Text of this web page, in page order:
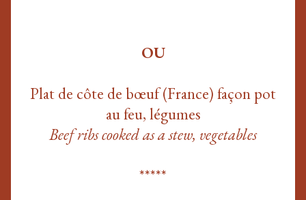
OU
Plat de côte de bœuf (France) façon pot
au feu, légumes
Beef ribs cooked as a stew, vegetables
*****